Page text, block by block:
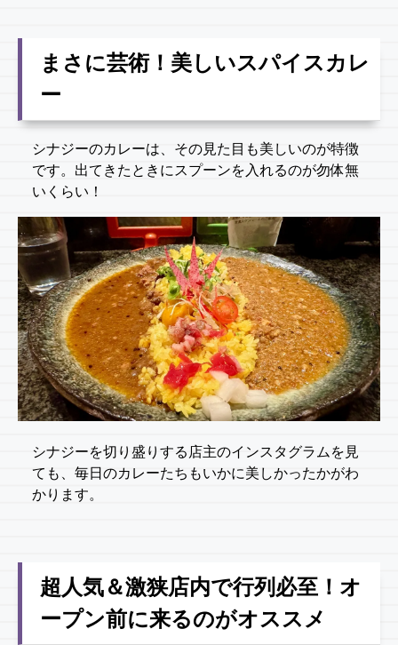
まさに芸術！美しいスパイスカレ
ー
シナジーのカレーは、その見た目も美しいのが特徴
です。出てきたときにスプーンを入れるのが勿体無
いくらい！
シナジーを切り盛りする店主のインスタグラムを見
ても、毎日のカレーたちもいかに美しかったかがわ
かります。
超人気＆激狭店内で行列必至！オ
ープン前に来るのがオススメ